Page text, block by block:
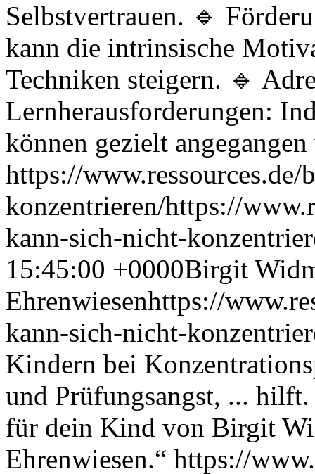
Selbstvertrauen. 🔹
kann die intrinsische
Techniken steigern. 🔹
Lernherausforderungen:
können gezielt
https://
konzentrieren/https://
kann-sich-nicht-
15:45:00 +0000Birgit
Ehrenwiesenhttps://
kann-sich-nicht-
Kindern bei
und Prüfungsangst, ...
für dein Kind von Birgit
Ehrenwiesen.“ https://